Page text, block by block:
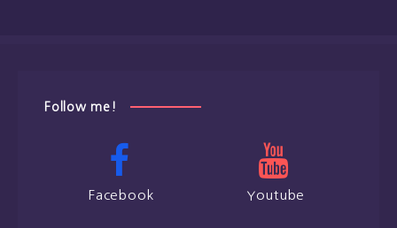
Follow me!
Facebook Youtube